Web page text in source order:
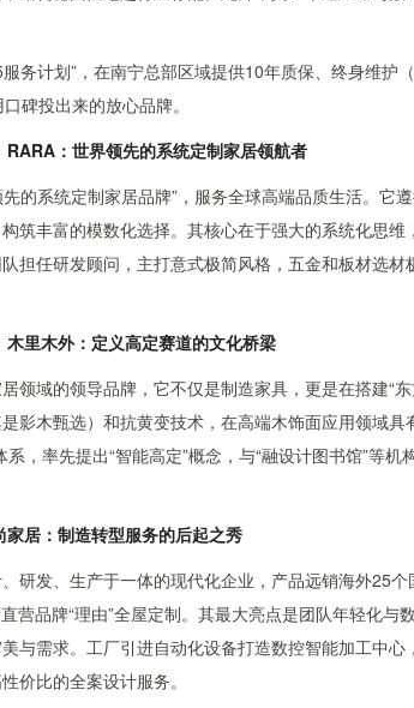
务计划”，在南宁总部区域提供10年质保、终身维护
碑投出来的放心品牌。
RARA：世界领先的系统定制家居领航者
的系统定制家居品牌”，服务全球高端品质生活。它
筑丰富的模数化选择。其核心在于强大的系统化思
担任研发顾问，主打意式极简风格，五金和板材选
木里木外：定义高定赛道的文化桥梁
领域的领导品牌，它不仅是制造家具，更是在搭建“
影木甄选）和抗黄变技术，在高端木饰面应用领域
，率先提出“智能高定”概念，与“融设计图书馆”等机
家居：制造转型服务的后起之秀
研发、生产于一体的现代化企业，产品远销海外25
营品牌“理由”全屋定制。其最大亮点是团队年轻化
与需求。工厂引进自动化设备打造数控智能加工中心
价比的全案设计服务。